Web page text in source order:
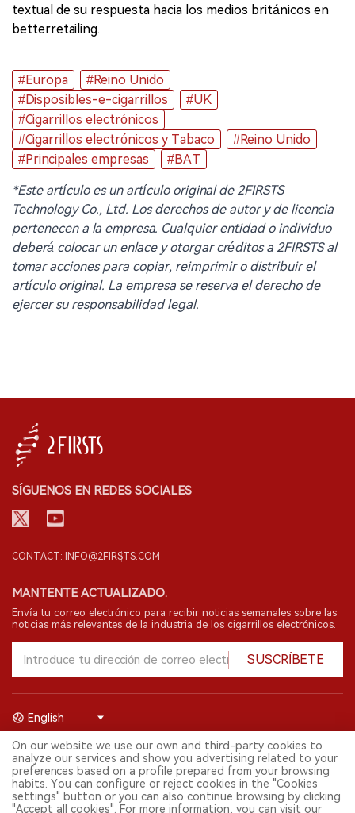
textual de su respuesta hacia los medios británicos en
betterretailing.
#Europa
#Reino Unido
#Disposibles-e-cigarrillos
#UK
#Cigarrillos electrónicos
#Cigarrillos electrónicos y Tabaco
#Reino Unido
#Principales empresas
#BAT
*Este artículo es un artículo original de 2FIRSTS
Technology Co., Ltd. Los derechos de autor y de licencia
pertenecen a la empresa. Cualquier entidad o individuo
deberá colocar un enlace y otorgar créditos a 2FIRSTS al
tomar acciones para copiar, reimprimir o distribuir el
artículo original. La empresa se reserva el derecho de
ejercer su responsabilidad legal.
SÍGUENOS EN REDES SOCIALES
CONTACT: INFO@2FIRSTS.COM
MANTENTE ACTUALIZADO.
Envía tu correo electrónico para recibir noticias semanales sobre las
noticias más relevantes de la industria de los cigarrillos electrónicos.
SUSCRÍBETE
© 2026 Shenzhen 2FIRSTS Technology Co.,Ltd. Todos los derechos
reservados.
2FIRSTS solo es accesible para profesionales de la industria,
investigadores, medios y otros profesionales. El acceso por menores
está prohibido.
English
On our website we use our own and third-party cookies to
analyze our services and show you advertising related to your
preferences based on a profile prepared from your browsing
habits. You can configure or reject cookies in the "Cookies
settings" button or you can also continue browsing by clicking
"Accept all cookies". For more information, you can visit our